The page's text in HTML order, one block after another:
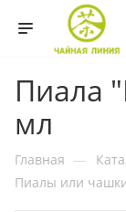
Пиала
мл
Главная —
Пиалы или